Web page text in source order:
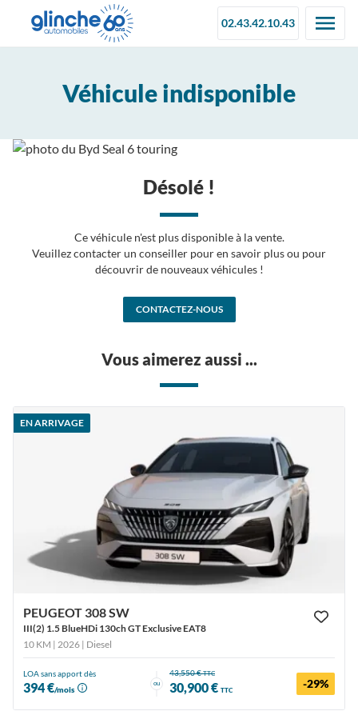
02.43.42.10.43
Véhicule indisponible
Désolé !
Ce véhicule n'est plus disponible à la vente.
Veuillez contacter un conseiller pour en savoir plus ou pour
découvrir de nouveaux véhicules !
CONTACTEZ-NOUS
Vous aimerez aussi ...
EN ARRIVAGE
PEUGEOT 308 SW
III(2) 1.5 BlueHDi 130ch GT Exclusive EAT8
10 KM | 2026 | Diesel
LOA sans apport dès
394 €/mois
ou
43,550 €TTC
30,900 € TTC -29%